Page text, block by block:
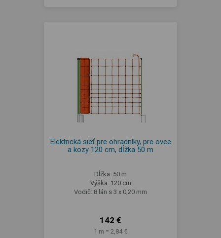
Elektrická sieť pre ohradníky, pre ovce
a kozy 120 cm, dĺžka 50 m
Dĺžka: 50 m
Výška: 120 cm
Vodič: 8 lán s 3 x 0,20 mm
142 €
1 m = 2,84 €